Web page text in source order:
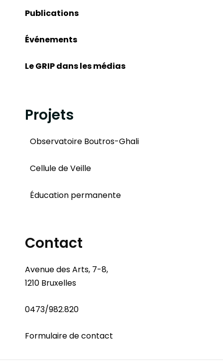
Publications
Événements
Le GRIP dans les médias
Projets
Observatoire Boutros-Ghali
Cellule de Veille
Éducation permanente
Contact
Avenue des Arts, 7-8,
1210 Bruxelles
0473/982.820
Formulaire de contact